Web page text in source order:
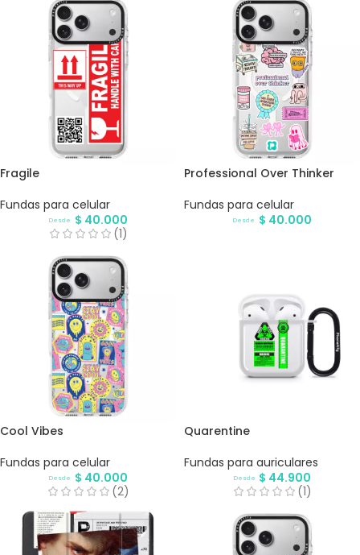
Fragile
Fundas para celular
Desde $ 40.000
(1)
Professional Over Thinker
Fundas para celular
Desde $ 40.000
Cool Vibes
Fundas para celular
Desde $ 40.000
(2)
Quarentine
Fundas para auriculares
Desde $ 44.900
(1)